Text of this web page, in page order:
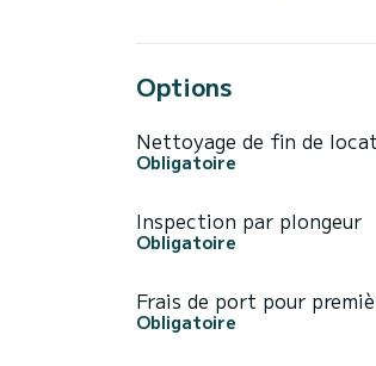
Options
Nettoyage de fin de
Obligatoire
Inspection par plongeur
Obligatoire
Frais de port pour
Obligatoire